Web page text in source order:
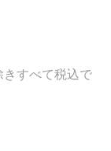
きすべて税込で